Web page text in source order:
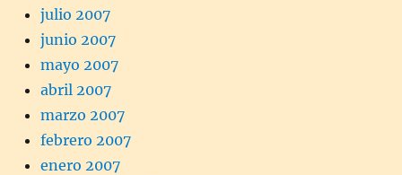
julio 2007
junio 2007
mayo 2007
abril 2007
marzo 2007
febrero 2007
enero 2007